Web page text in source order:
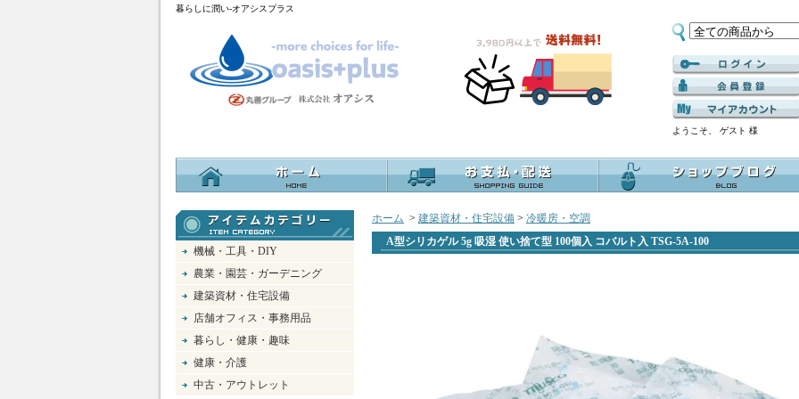
暮らしに潤い-オアシスプラス
ようこそ、 ゲスト 様
機械・工具・DIY
農業・園芸・ガーデニング
建築資材・住宅設備
店舗オフィス・事務用品
暮らし・健康・趣味
健康・介護
中古・アウトレット
ホーム > 建築資材・住宅設備 > 冷暖房・空調
A型シリカゲル 5g 吸湿 使い捨て型 100個入 コバルト入 TSG-5A-100